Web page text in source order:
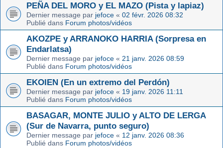
PEÑA DEL MORO y EL MAZO (Pista y lapiaz)
Dernier message par jefoce « 02 févr. 2026 08:32
Publié dans Forum photos/vidéos
AKOZPE y ARRANOKO HARRIA (Sorpresa en
Endarlatsa)
Dernier message par jefoce « 21 janv. 2026 08:59
Publié dans Forum photos/vidéos
EKOIEN (En un extremo del Perdón)
Dernier message par jefoce « 19 janv. 2026 11:11
Publié dans Forum photos/vidéos
BASAGAR, MONTE JULIO y ALTO DE LERGA
(Sur de Navarra, punto seguro)
Dernier message par jefoce « 12 janv. 2026 08:36
Publié dans Forum photos/vidéos